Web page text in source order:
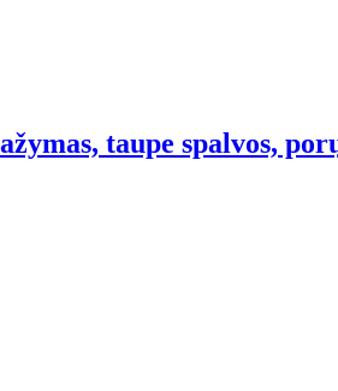
taupe spalvos,